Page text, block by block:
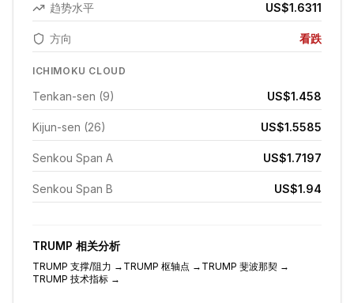
趋势水平 US$1.6311
方向 看跌
ICHIMOKU CLOUD
Tenkan-sen (9) US$1.458
Kijun-sen (26) US$1.5585
Senkou Span A US$1.7197
Senkou Span B US$1.94
TRUMP 相关分析
TRUMP 支撑/阻力 → TRUMP 枢轴点 → TRUMP 斐波那契 →
TRUMP 技术指标 →